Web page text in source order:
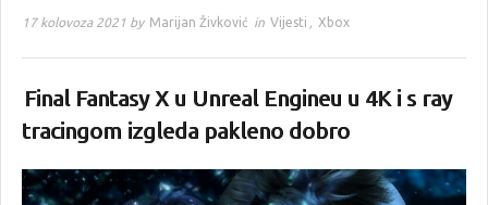
17 kolovoza 2021 by Marijan Živković in Vijesti , Xbox
Final Fantasy X u Unreal Engineu u 4K i s ray
tracingom izgleda pakleno dobro